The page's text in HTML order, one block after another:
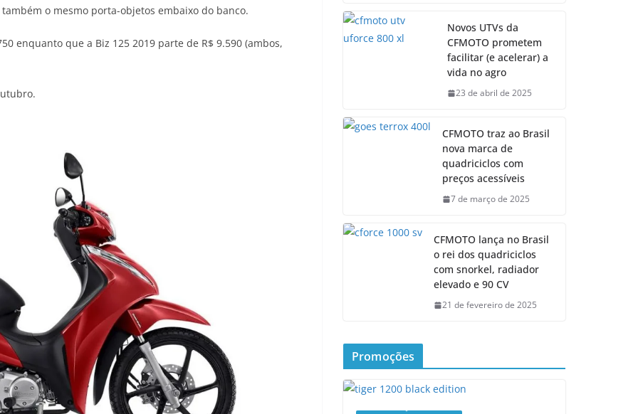
o mesmo porta-objetos embaixo do banco.
enquanto que a Biz 125 2019 parte de R$ 9.590 (ambos,
Novos UTVs da
CFMOTO prometem
facilitar (e acelerar) a
vida no agro
23 de abril de 2025
CFMOTO traz ao Brasil
nova marca de
quadriciclos com
preços acessíveis
7 de março de 2025
CFMOTO lança no Brasil
o rei dos quadriciclos
com snorkel, radiador
elevado e 90 CV
21 de fevereiro de 2025
Promoções